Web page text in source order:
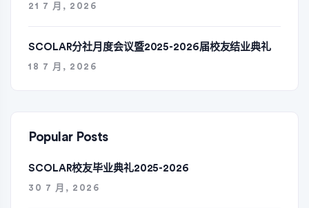
21 7 月, 2026
SCOLAR分社月度会议暨2025-2026届校友结业典礼
18 7 月, 2026
Popular Posts
SCOLAR校友毕业典礼2025-2026
30 7 月, 2026